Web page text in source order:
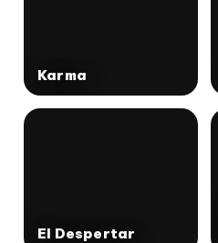
Karma
El Despertar